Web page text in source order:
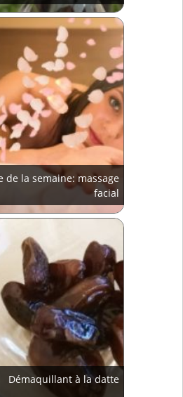
de la semaine: massage
facial
Démaquillant à la datte